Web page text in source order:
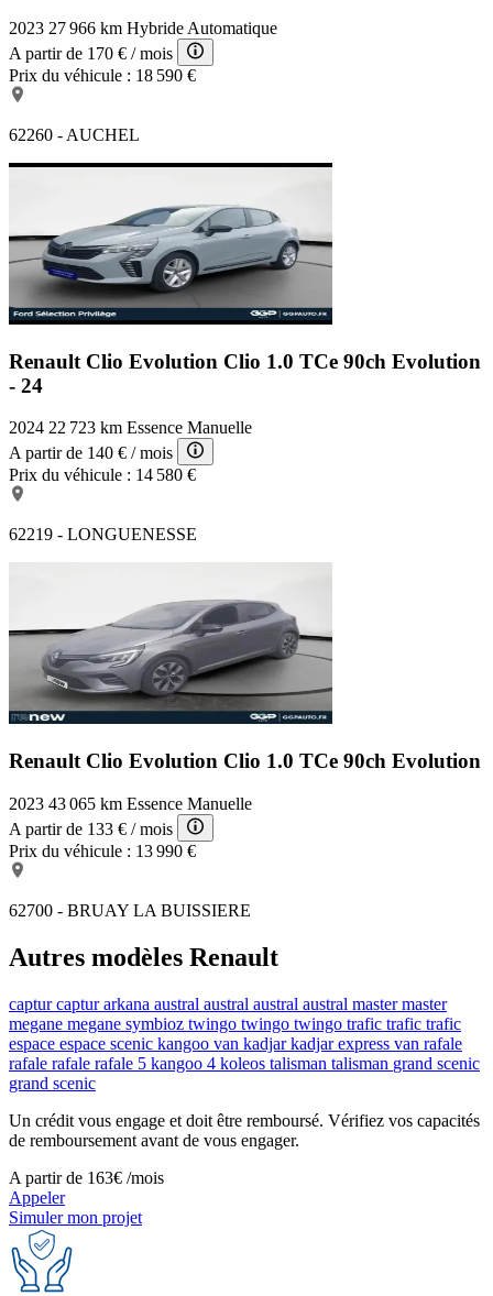
ABS
Verrouillage auto. des portes en roulant
Commande Mode ECO
Poignées ton carrosserie
Siège conducteur réglable en hauteur
Lampes de lecture à l'avant
Radio numérique DAB
Limiteur de vitesse
Fonction MP3
Bacs de portes arrière
Vitres teintées
Boucliers AV et AR couleur caisse
Commandes du système audio au volant
Système avancé de détection d'obstacles
Arrêt et redémarrage auto. du moteur
2023 27 966 km Hybride Automatique
A partir de 170 € / mois
Prix du véhicule : 18 590 €
62260 - AUCHEL
Renault Clio Evolution Clio 1.0 TCe 90ch Evolution
- 24
2024 22 723 km Essence Manuelle
A partir de 140 € / mois
Prix du véhicule : 14 580 €
62219 - LONGUENESSE
Renault Clio Evolution Clio 1.0 TCe 90ch Evolution
2023 43 065 km Essence Manuelle
A partir de 133 € / mois
Prix du véhicule : 13 990 €
62700 - BRUAY LA BUISSIERE
Autres modèles Renault
captur captur arkana austral austral austral austral master master
megane megane symbioz twingo twingo twingo trafic trafic trafic
espace espace scenic kangoo van kadjar kadjar express van rafale
rafale rafale rafale 5 kangoo 4 koleos talisman talisman grand scenic
grand scenic
Un crédit vous engage et doit être remboursé. Vérifiez vos capacités
de remboursement avant de vous engager.
A partir de 163€ /mois
Appeler
Simuler mon projet